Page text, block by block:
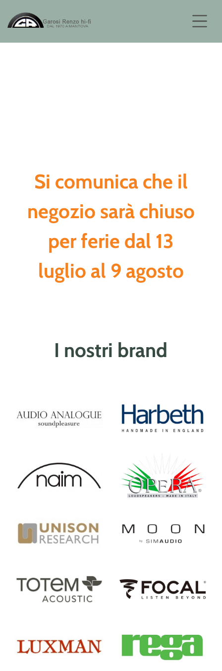
Si comunica che il
negozio sarà chiuso
per ferie dal 13
luglio al 9 agosto
I nostri brand